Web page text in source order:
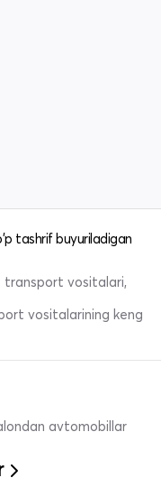
tashrif buyuriladigan
transport vositalari,
vositalarining keng
avtomobillar